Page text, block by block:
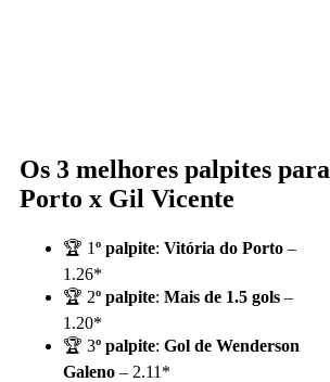
Os 3 melhores palpites para
Porto x Gil Vicente
🏆 1º palpite: Vitória do Porto –
1.26*
🏆 2º palpite: Mais de 1.5 gols –
1.20*
🏆 3º palpite: Gol de Wenderson
Galeno – 2.11*